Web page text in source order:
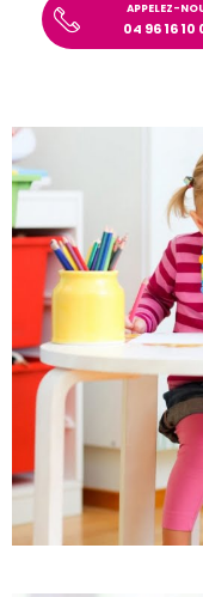
APPELEZ-
04 96 16 10